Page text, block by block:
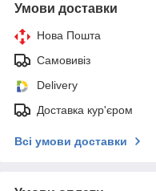
Умови доставки
Нова Пошта
Самовивіз
Delivery
Доставка кур'єром
Всі умови доставки